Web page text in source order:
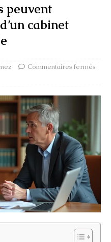
peuvent
cabinet
Commentaires fermés